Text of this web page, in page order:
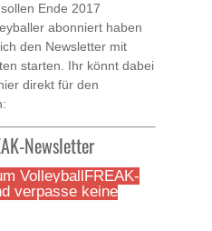
sollen Ende 2017
abonniert haben
den Newsletter mit
starten. Ihr könnt dabei
direkt für den
Newsletter
VolleyballFREAK-
verpasse keine